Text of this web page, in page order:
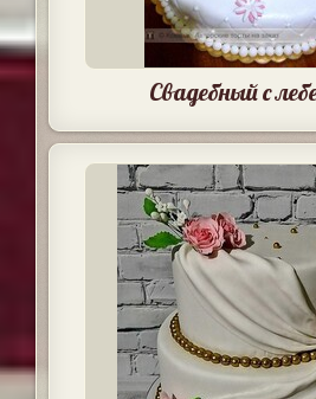
Свадебный с